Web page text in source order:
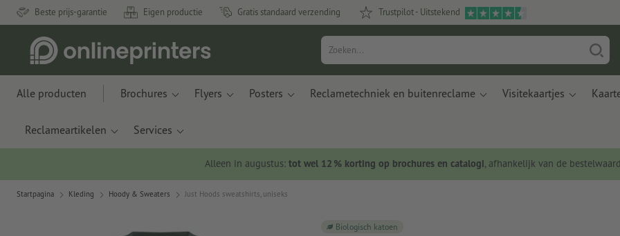
Beste prijs-garantie Eigen productie Gratis standaard verzending Trustpilot - Uitstekend
Alle producten Brochures Flyers Posters Reclametechniek en buitenreclame Visitekaartjes
Reclameartikelen Services
Alleen in augustus: tot wel 12 % korting op brochures en catalogi, afhankelijk van de
Startpagina Kleding Hoody & Sweaters Just Hoods sweatshirts, uniseks
Biologisch katoen